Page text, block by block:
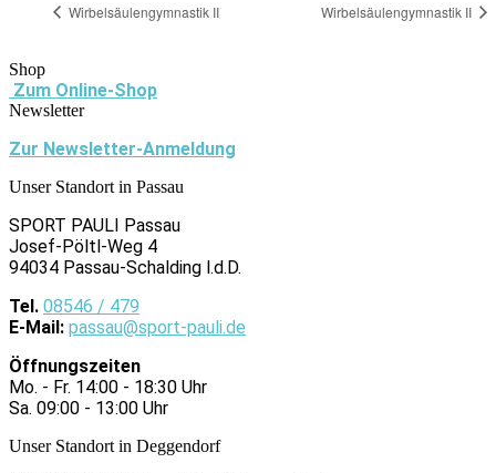
Wirbelsäulengymnastik II Wirbelsäulengymnastik II
Shop
Zum Online-Shop
Newsletter
Zur Newsletter-Anmeldung
Unser Standort in Passau
SPORT PAULI Passau
Josef-Pöltl-Weg 4
94034 Passau-Schalding l.d.D.
Tel. 08546 / 479
E-Mail: passau@sport-pauli.de
Öffnungszeiten
Mo. - Fr. 14:00 - 18:30 Uhr
Sa. 09:00 - 13:00 Uhr
Unser Standort in Deggendorf